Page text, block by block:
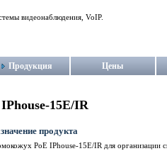
видеонаблюдения, VoIP.
Продукция Цены
IPhouse-15E/IR
продукта
PoE IPhouse-15E/IR для организации